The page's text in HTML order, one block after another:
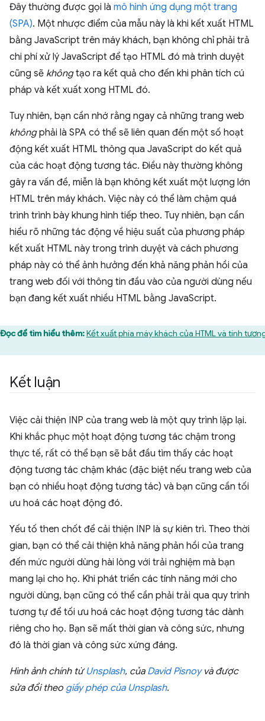
Đây thường được gọi là mô hình ứng dụng một trang
(SPA). Một nhược điểm của mẫu này là khi kết xuất HTML
bằng JavaScript trên máy khách, bạn không chỉ phải trả
chi phí xử lý JavaScript để tạo HTML đó mà trình duyệt
cũng sẽ khôngtạo ra kết quả cho đến khi phân tích cú
pháp và kết xuất xong HTML đó.
Tuy nhiên, bạn cần nhớ rằng ngay cả những trang web
khôngphải là SPA có thể sẽ liên quan đến một số hoạt
động kết xuất HTML thông qua JavaScript do kết quả
của các hoạt động tương tác. Điều này thường không
gây ra vấn đề, miễn là bạn không kết xuất một lượng lớn
HTML trên máy khách. Việc này có thể làm chậm quá
trình trình bày khung hình tiếp theo. Tuy nhiên, bạn cần
hiểu rõ những tác động về hiệu suất của phương pháp
kết xuất HTML này trong trình duyệt và cách phương
pháp này có thể ảnh hưởng đến khả năng phản hồi của
trang web đối với thông tin đầu vào của người dùng nếu
bạn đang kết xuất nhiều HTML bằng JavaScript.
Đọc để tìm hiểu thêm:Kết xuất phía máy khách của HTML và tính
Kết luận
Việc cải thiện INP của trang web là một quy trình lặp lại.
Khi khắc phục một hoạt động tương tác chậm trong
thực tế, rất có thể bạn sẽ bắt đầu tìm thấy các hoạt
động tương tác chậm khác (đặc biệt nếu trang web của
bạn có nhiều hoạt động tương tác) và bạn cũng cần tối
ưu hoá các hoạt động đó.
Yếu tố then chốt để cải thiện INP là sự kiên trì. Theo thời
gian, bạn có thể cải thiện khả năng phản hồi của trang
đến mức người dùng hài lòng với trải nghiệm mà bạn
mang lại cho họ. Khi phát triển các tính năng mới cho
người dùng, bạn cũng có thể cần phải trải qua quy trình
tương tự để tối ưu hoá các hoạt động tương tác dành
riêng cho họ. Bạn sẽ mất thời gian và công sức, nhưng
đó là thời gian và công sức xứng đáng.
Hình ảnh chính từUnsplash, của David Pisnoyvà được
sửa đổi theo giấy phép của Unsplash.